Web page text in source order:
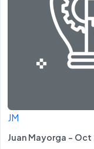
JM
Juan Mayorga - Oct